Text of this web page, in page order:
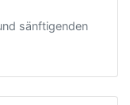
sänftigenden